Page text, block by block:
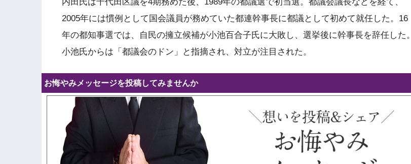
2005年には慣例として国会議員が務めていた都連幹事長に都議として初めて就任した。16
年の都知事選では、自民の擁立候補が小池百合子氏に大敗し、選挙後に幹事長を辞任した。
小池氏からは「都議会のドン」と指摘され、対立が注目された。
お悔やみメッセージを投稿してみませんか